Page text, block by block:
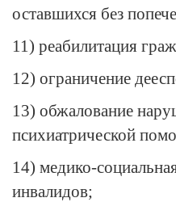
оставшихся без
11) реабилитация
12) ограничение
13) обжалование
психиатрической
14) медико-
инвалидов;